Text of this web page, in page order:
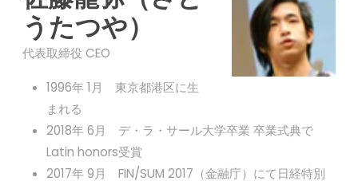
うたつや）
代表取締役 CEO
1996年 1月 東京都港区に生
まれる
2018年 6月 デ・ラ・サール大学卒業 卒業式典で
Latin honors受賞
2017年 9月 FIN/SUM 2017（金融庁）にて日経特別